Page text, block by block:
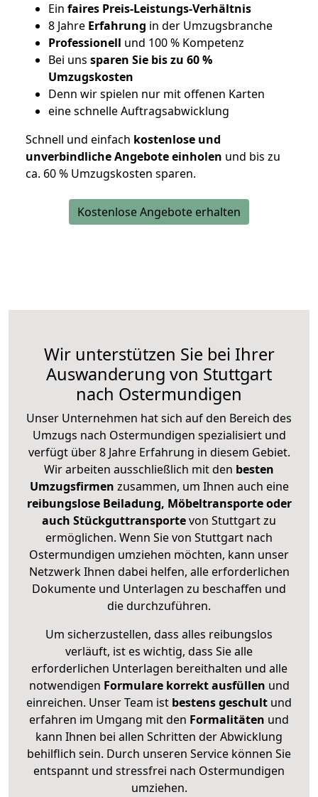
Ein faires Preis-Leistungs-Verhältnis
8 Jahre Erfahrung in der Umzugsbranche
Professionell und 100 % Kompetenz
Bei uns sparen Sie bis zu 60 %
Umzugskosten
Denn wir spielen nur mit offenen Karten
eine schnelle Auftragsabwicklung
Schnell und einfach kostenlose und
unverbindliche Angebote einholen und bis zu
ca. 60 % Umzugskosten sparen.
Kostenlose Angebote erhalten
Wir unterstützen Sie bei Ihrer
Auswanderung von Stuttgart
nach Ostermundigen
Unser Unternehmen hat sich auf den Bereich des
Umzugs nach Ostermundigen spezialisiert und
verfügt über 8 Jahre Erfahrung in diesem Gebiet.
Wir arbeiten ausschließlich mit den besten
Umzugsfirmen zusammen, um Ihnen auch eine
reibungslose Beiladung, Möbeltransporte oder
auch Stückguttransportevon Stuttgart zu
ermöglichen. Wenn Sie von Stuttgart nach
Ostermundigen umziehen möchten, kann unser
Netzwerk Ihnen dabei helfen, alle erforderlichen
Dokumente und Unterlagen zu beschaffen und
die durchzuführen.
Um sicherzustellen, dass alles reibungslos
verläuft, ist es wichtig, dass Sie alle
erforderlichen Unterlagen bereithalten und alle
notwendigen Formulare korrekt ausfüllen und
einreichen. Unser Team ist bestens geschult und
erfahren im Umgang mit den Formalitäten und
kann Ihnen bei allen Schritten der Abwicklung
behilflich sein. Durch unseren Service können Sie
entspannt und stressfrei nach Ostermundigen
umziehen.